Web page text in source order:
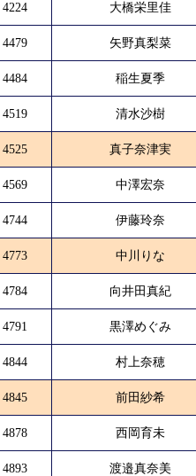
4224 大橋栄里佳
4479 矢野真梨菜
4484 稲生夏季
4519 清水沙樹
4525 真子奈津実
4569 中澤宏奈
4744 伊藤玲奈
4773 中川りな
4784 向井田真紀
4791 黒澤めぐみ
4844 村上奈穂
4845 前田紗希
4878 西岡育未
4893 渡邉真奈美